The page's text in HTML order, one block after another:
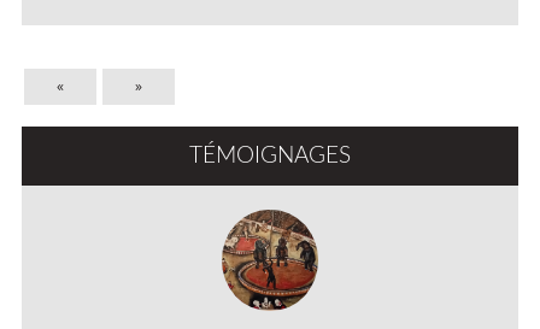
« »
TÉMOIGNAGES